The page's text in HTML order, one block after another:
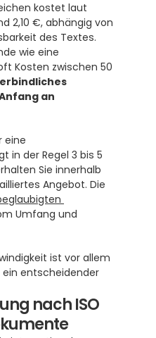
kostet laut
2,10 €, abhängig von
des Textes.
wie eine
Kosten zwischen 50
an
eine
in der Regel 3 bis 5
Sie innerhalb
Angebot. Die
Umfang und
ist vor allem
entscheidender
nach ISO